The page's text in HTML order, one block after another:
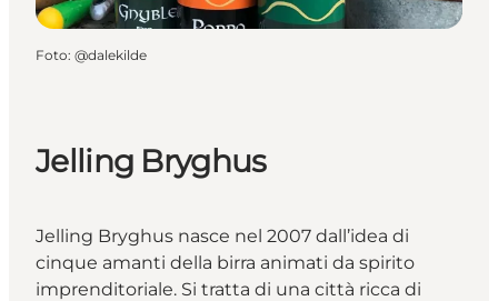
Foto: @dalekilde
Jelling Bryghus
Jelling Bryghus nasce nel 2007 dall’idea di
cinque amanti della birra animati da spirito
imprenditoriale. Si tratta di una città ricca di